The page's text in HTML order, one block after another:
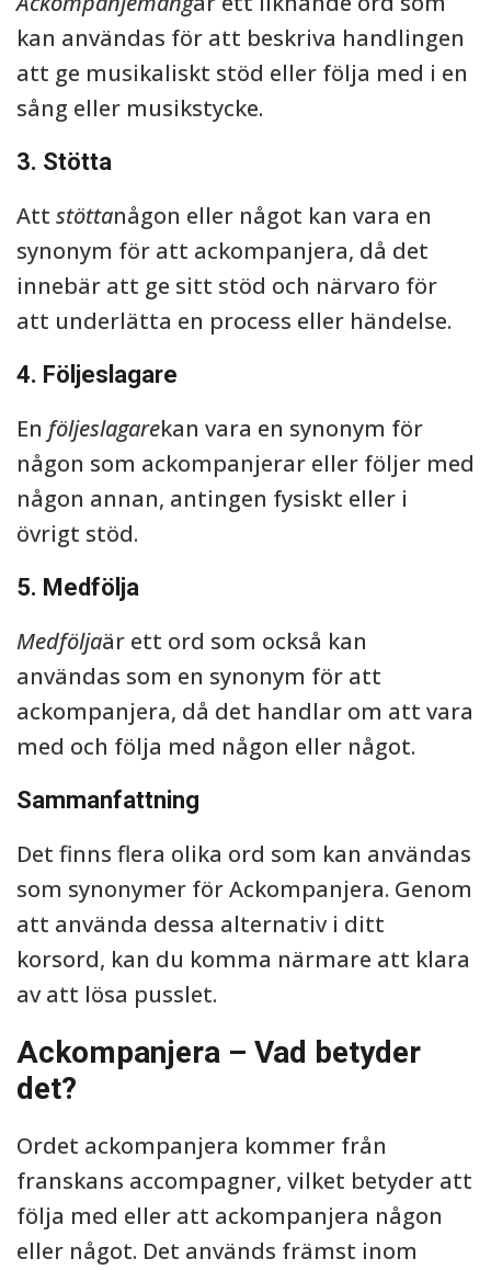
kan användas för att beskriva handlingen
att ge musikaliskt stöd eller följa med i en
sång eller musikstycke.
3. Stötta
Att stöttanågon eller något kan vara en
synonym för att ackompanjera, då det
innebär att ge sitt stöd och närvaro för
att underlätta en process eller händelse.
4. Följeslagare
En följeslagarekan vara en synonym för
någon som ackompanjerar eller följer med
någon annan, antingen fysiskt eller i
övrigt stöd.
5. Medfölja
Medföljaär ett ord som också kan
användas som en synonym för att
ackompanjera, då det handlar om att vara
med och följa med någon eller något.
Sammanfattning
Det finns flera olika ord som kan användas
som synonymer för Ackompanjera. Genom
att använda dessa alternativ i ditt
korsord, kan du komma närmare att klara
av att lösa pusslet.
Ackompanjera – Vad betyder
det?
Ordet ackompanjera kommer från
franskans accompagner, vilket betyder att
följa med eller att ackompanjera någon
eller något. Det används främst inom